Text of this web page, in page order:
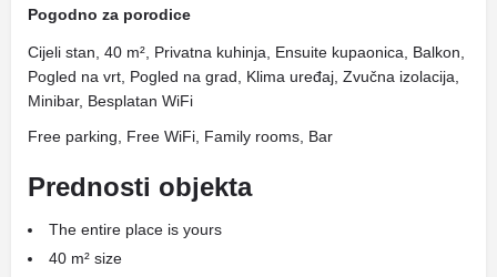
Pogodno za porodice
Cijeli stan, 40 m², Privatna kuhinja, Ensuite kupaonica, Balkon,
Pogled na vrt, Pogled na grad, Klima uređaj, Zvučna izolacija,
Minibar, Besplatan WiFi
Free parking, Free WiFi, Family rooms, Bar
Prednosti objekta
The entire place is yours
40 m² size